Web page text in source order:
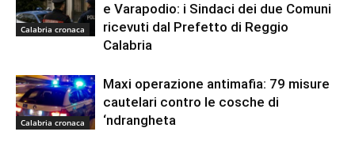
Calabria cronaca
e Varapodio: i Sindaci dei due Comuni
ricevuti dal Prefetto di Reggio
Calabria
Calabria cronaca
Maxi operazione antimafia: 79 misure
cautelari contro le cosche di
‘ndrangheta